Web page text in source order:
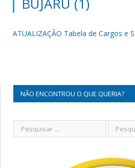
ATUALIZAÇÃO Tabela de Cargos e
NÃO ENCONTROU O QUE QUERIA?